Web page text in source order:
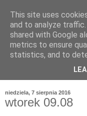
niedziela, 7 sierpnia 2016
wtorek 09.08
This site uses
and to analyze
shared with Google
metrics to ensure
statistics, and to